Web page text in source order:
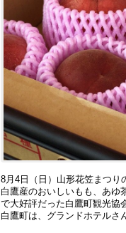
8月4日（日）山形花笠まつり
白鷹産のおいしいもも、あゆ
で大好評だった白鷹町観光協
白鷹町は、グランドホテルさ